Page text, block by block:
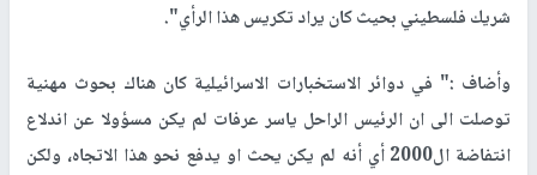
شريك فلسطيني بحيث كان يراد تكريس هذا الرأي".
وأضاف :" في دوائر الاستخبارات الاسرائيلية كان هناك بحوث مهنية
توصلت الى ان الرئيس الراحل ياسر عرفات لم يكن مسؤولا عن اندلاع
انتفاضة ال2000 أي أنه لم يكن يحث او يدفع نحو هذا الاتجاه، ولكن